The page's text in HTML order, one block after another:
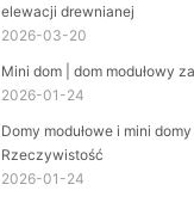
elewacji drewnianej
2026-03-20
Mini dom | dom modułowy
2026-01-24
Domy modułowe i mini
Rzeczywistość
2026-01-24